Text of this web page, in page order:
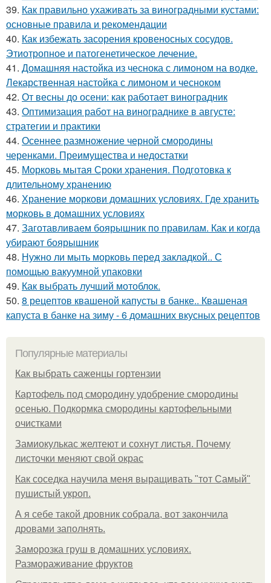
39. Как правильно ухаживать за виноградными кустами:
основные правила и рекомендации
40. Как избежать засорения кровеносных сосудов.
Этиотропное и патогенетическое лечение.
41. Домашняя настойка из чеснока с лимоном на водке.
Лекарственная настойка с лимоном и чесноком
42. От весны до осени: как работает виноградник
43. Оптимизация работ на винограднике в августе:
стратегии и практики
44. Осеннее размножение черной смородины
черенками. Преимущества и недостатки
45. Морковь мытая Сроки хранения. Подготовка к
длительному хранению
46. Хранение моркови домашних условиях. Где хранить
морковь в домашних условиях
47. Заготавливаем боярышник по правилам. Как и когда
убирают боярышник
48. Нужно ли мыть морковь перед закладкой.. С
помощью вакуумной упаковки
49. Как выбрать лучший мотоблок.
50. 8 рецептов квашеной капусты в банке.. Квашеная
капуста в банке на зиму - 6 домашних вкусных рецептов
Популярные материалы
Как выбрать саженцы гортензии
Картофель под смородину удобрение смородины
осенью. Подкормка смородины картофельными
очистками
Замиокулькас желтеют и сохнут листья. Почему
листочки меняют свой окрас
Как соседка научила меня выращивать "тот Самый"
пушистый укроп.
А я себе такой дровник собрала, вот закончила
дровами заполнять.
Заморозка груш в домашних условиях.
Размораживание фруктов